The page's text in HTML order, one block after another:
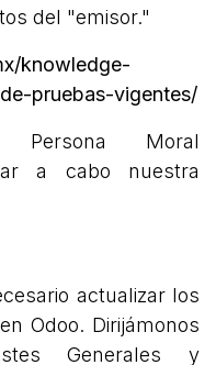
del "emisor."
knowledge-
pruebas-vigentes/
Persona Moral
a cabo nuestra
actualizar los
Odoo. Dirijámonos
Generales y